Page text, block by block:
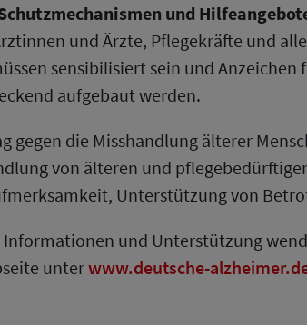
und
und Ärzte, Pflegekräfte und
sensibilisiert sein und
aufgebaut werden.
gegen die Misshandlung älterer
von älteren und
Unterstützung von
und Unterstützung
unterwww.deutsche-